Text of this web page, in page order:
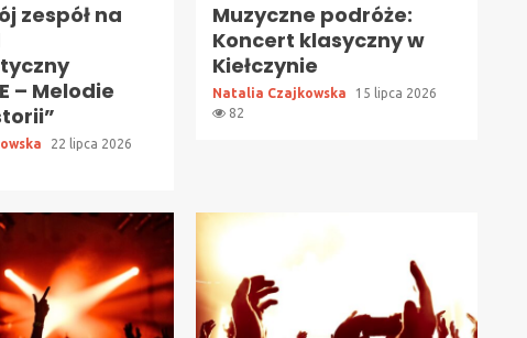
zespół na
– Melodie
22 lipca 2026
Muzyczne podróże:
Koncert klasyczny w
Kiełczynie
Natalia Czajkowska
15 lipca 2026
82